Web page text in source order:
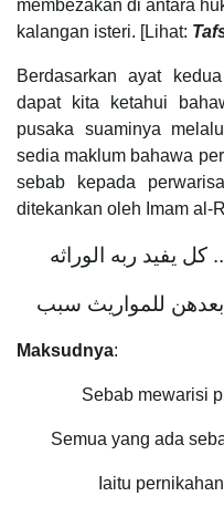
membezakan di antara
kalangan isteri. [Lihat:
Berdasarkan ayat
dapat kita ketahui
pusaka suaminya
sedia maklum bahawa
sebab kepada
ditekankan oleh Imam al-
كل يفيد ربه الوراثه
للمواريث سبب
Maksudnya:
Sebab mewarisi
Semua yang ada
Iaitu